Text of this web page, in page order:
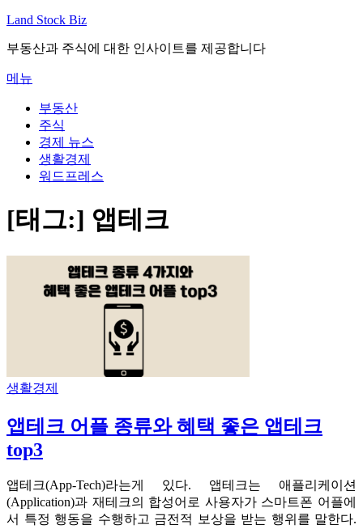
내
으
로
바
Land Stock Biz
부동산과 주식에 대한 인사이트를 제공합니다
메뉴
부동산
주식
경제 뉴스
생활경제
워드프레스
[태그:] 앱테크
생활경제
앱테크 어플 종류와 혜택 좋은 앱테크
top3
앱테크(App-Tech)라는게 있다. 앱테크는 애플리케이션
(Application)과 재테크의 합성어로 사용자가 스마트폰 어플에
서 특정 행동을 수행하고 금전적 보상을 받는 행위를 말한다.